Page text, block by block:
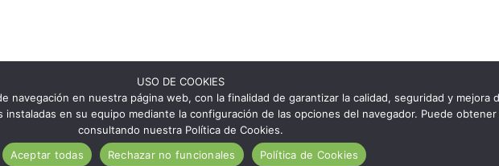
USO DE COOKIES
navegación en nuestra página web, con la finalidad de garantizar la calidad, seguridad y mejora
instaladas en su equipo mediante la configuración de las opciones del navegador. Puede
consultando nuestra Política de Cookies.
Aceptar todas
Rechazar no funcionales Política de Cookies